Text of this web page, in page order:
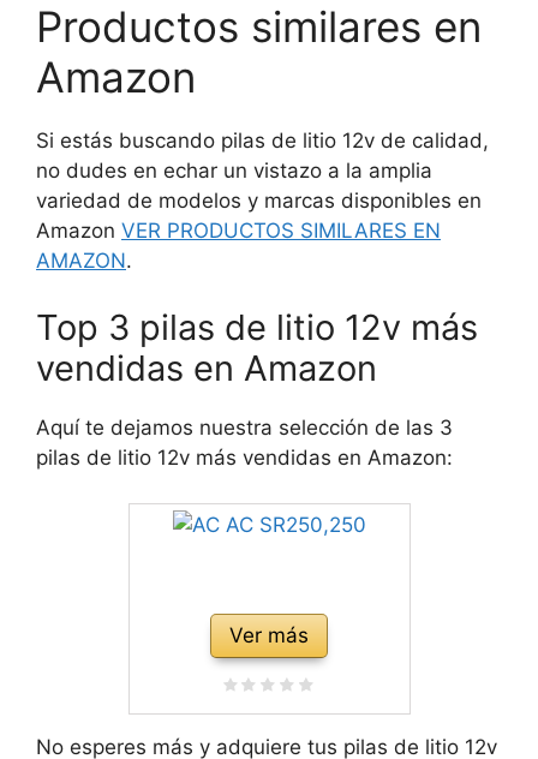
Productos similares en
Amazon
Si estás buscando pilas de litio 12v de calidad,
no dudes en echar un vistazo a la amplia
variedad de modelos y marcas disponibles en
Amazon VER PRODUCTOS SIMILARES EN
AMAZON.
Top 3 pilas de litio 12v más
vendidas en Amazon
Aquí te dejamos nuestra selección de las 3
pilas de litio 12v más vendidas en Amazon:
Ver más
No esperes más y adquiere tus pilas de litio 12v